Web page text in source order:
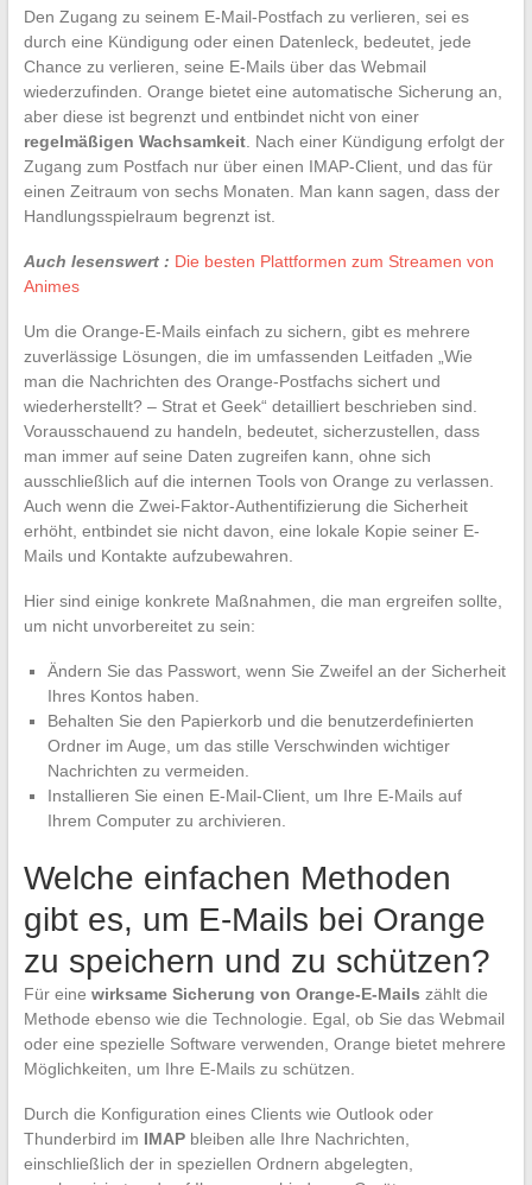
Den Zugang zu seinem E-Mail-Postfach zu verlieren, sei es
durch eine Kündigung oder einen Datenleck, bedeutet, jede
Chance zu verlieren, seine E-Mails über das Webmail
wiederzufinden. Orange bietet eine automatische Sicherung an,
aber diese ist begrenzt und entbindet nicht von einer
regelmäßigen Wachsamkeit. Nach einer Kündigung erfolgt der
Zugang zum Postfach nur über einen IMAP-Client, und das für
einen Zeitraum von sechs Monaten. Man kann sagen, dass der
Handlungsspielraum begrenzt ist.
Auch lesenswert : Die besten Plattformen zum Streamen von
Animes
Um die Orange-E-Mails einfach zu sichern, gibt es mehrere
zuverlässige Lösungen, die im umfassenden Leitfaden „Wie
man die Nachrichten des Orange-Postfachs sichert und
wiederherstellt? – Strat et Geek“ detailliert beschrieben sind.
Vorausschauend zu handeln, bedeutet, sicherzustellen, dass
man immer auf seine Daten zugreifen kann, ohne sich
ausschließlich auf die internen Tools von Orange zu verlassen.
Auch wenn die Zwei-Faktor-Authentifizierung die Sicherheit
erhöht, entbindet sie nicht davon, eine lokale Kopie seiner E-
Mails und Kontakte aufzubewahren.
Hier sind einige konkrete Maßnahmen, die man ergreifen sollte,
um nicht unvorbereitet zu sein:
Ändern Sie das Passwort, wenn Sie Zweifel an der Sicherheit
Ihres Kontos haben.
Behalten Sie den Papierkorb und die benutzerdefinierten
Ordner im Auge, um das stille Verschwinden wichtiger
Nachrichten zu vermeiden.
Installieren Sie einen E-Mail-Client, um Ihre E-Mails auf
Ihrem Computer zu archivieren.
Welche einfachen Methoden
gibt es, um E-Mails bei Orange
zu speichern und zu schützen?
Für eine wirksame Sicherung von Orange-E-Mails zählt die
Methode ebenso wie die Technologie. Egal, ob Sie das Webmail
oder eine spezielle Software verwenden, Orange bietet mehrere
Möglichkeiten, um Ihre E-Mails zu schützen.
Durch die Konfiguration eines Clients wie Outlook oder
Thunderbird im IMAPbleiben alle Ihre Nachrichten,
einschließlich der in speziellen Ordnern abgelegten,